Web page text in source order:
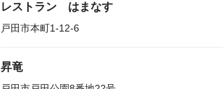
レストラン はまなす
戸田市本町1-12-6
昇竜